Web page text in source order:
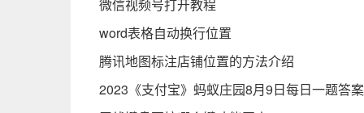
微信视频号打开教程
word表格自动换行位置
腾讯地图标注店铺位置的方法介绍
2023《支付宝》蚂蚁庄园8月9日每日一题答